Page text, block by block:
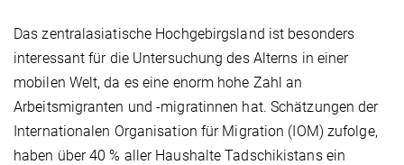
Das zentralasiatische Hochgebirgsland ist besonders
interessant für die Untersuchung des Alterns in einer
mobilen Welt, da es eine enorm hohe Zahl an
Arbeitsmigranten und -migratinnen hat. Schätzungen der
Internationalen Organisation für Migration (IOM) zufolge,
haben über 40 % aller Haushalte Tadschikistans ein